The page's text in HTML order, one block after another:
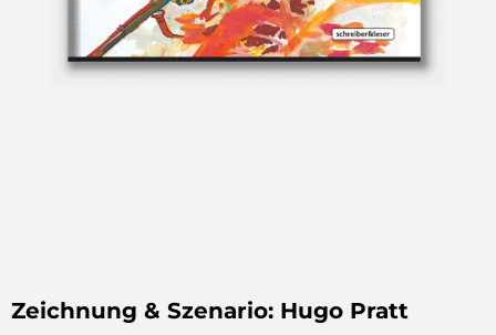
Zeichnung & Szenario: Hugo Pratt